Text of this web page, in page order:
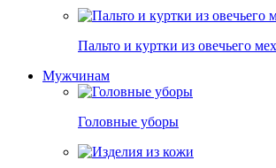
Пальто и куртки из овечьего
Мужчинам
Головные уборы